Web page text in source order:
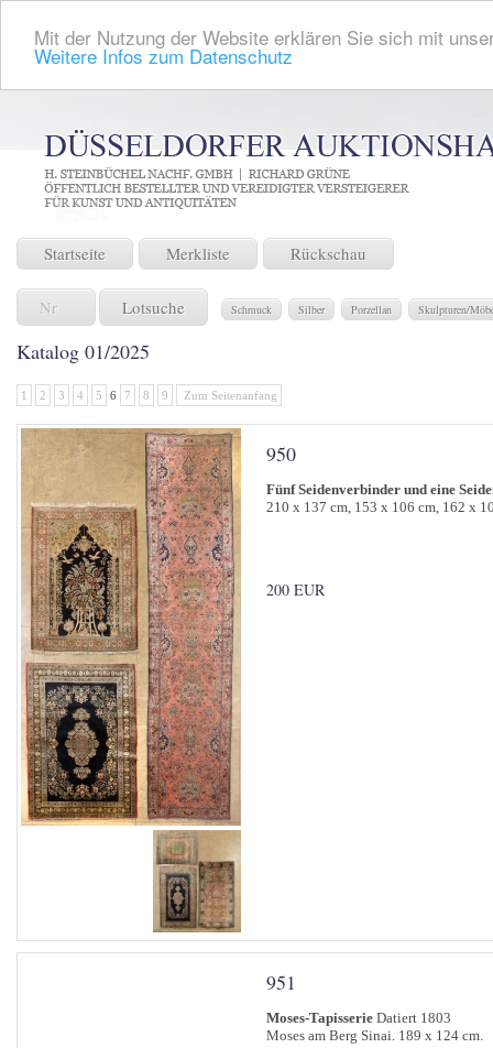
Mit der Nutzung der Website erklären Sie sich mit
Weitere Infos zum Datenschutz
Startseite Merkliste Rückschau
Lotsuche Schmuck Silber Porzellan Skulpturen/
Katalog 01/2025
1 2 3 4 5 6 7 8 9 Zum Seitenanfang
950
Fünf Seidenverbinder und eine
210 x 137 cm, 153 x 106 cm, 162 x
200 EUR
951
Moses-Tapisserie Datiert 1803
Moses am Berg Sinai. 189 x 124 cm.